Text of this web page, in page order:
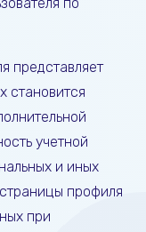
представляет
становится
учетной
и иных
профиля
при